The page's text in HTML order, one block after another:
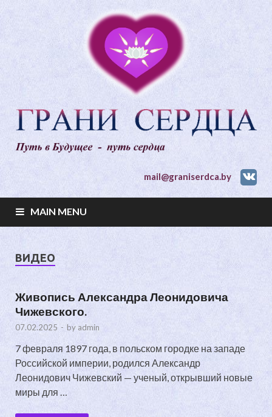
mail@graniserdca.by
MAIN MENU
ВИДЕО
Живопись Александра Леонидовича
Чижевского.
07.02.2025 - by admin
7 февраля 1897 года, в польском городке на западе
Российской империи, родился Александр
Леонидович Чижевский — ученый, открывший новые
миры для …